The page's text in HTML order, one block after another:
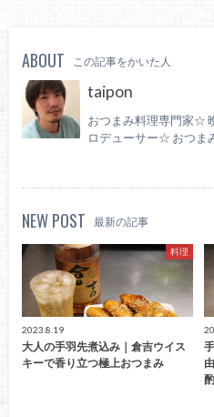
ABOUT この記事をかいた人
taipon
おつまみ料理専門家☆
ロデューサー☆ おつま
NEW POST 最新の記事
料理
2023.8.19
大人の手羽先煮込み｜倉吉ウイス
キーで香り立つ極上おつまみ